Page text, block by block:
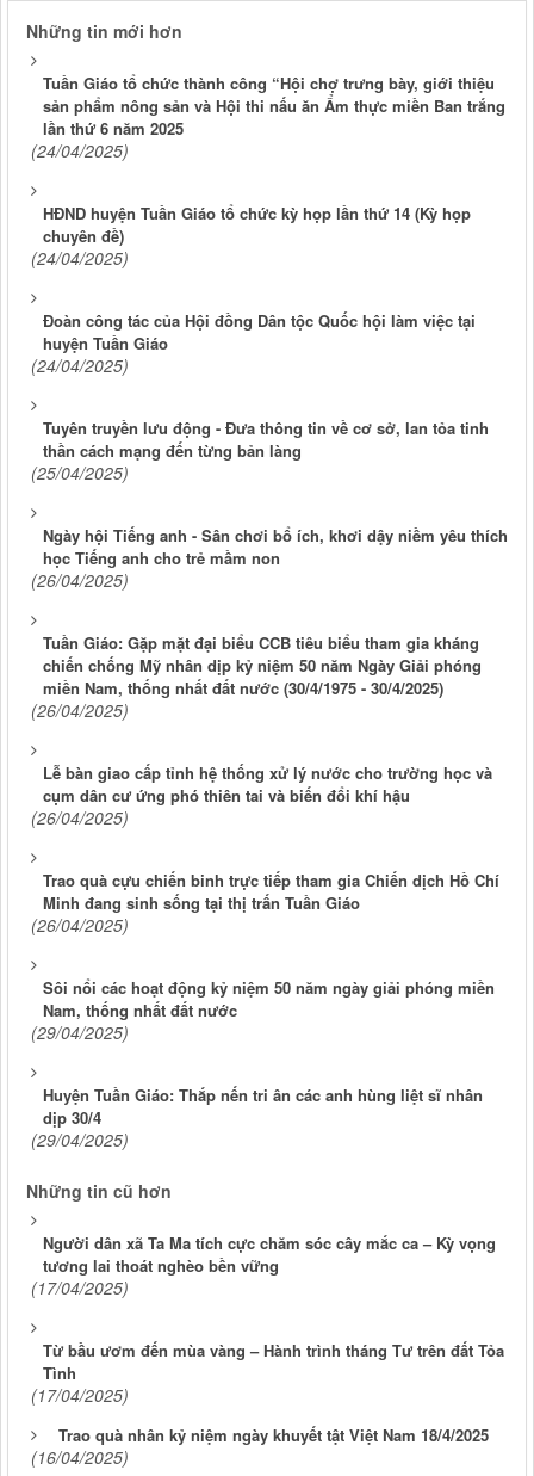
Những tin mới hơn
Tuần Giáo tổ chức thành công “Hội chợ trưng bày, giới thiệu
sản phẩm nông sản và Hội thi nấu ăn Ẩm thực miền Ban trắng
lần thứ 6 năm 2025
(24/04/2025)
HĐND huyện Tuần Giáo tổ chức kỳ họp lần thứ 14 (Kỳ họp
chuyên đề)
(24/04/2025)
Đoàn công tác của Hội đồng Dân tộc Quốc hội làm việc tại
huyện Tuần Giáo
(24/04/2025)
Tuyên truyền lưu động - Đưa thông tin về cơ sở, lan tỏa tinh
thần cách mạng đến từng bản làng
(25/04/2025)
Ngày hội Tiếng anh - Sân chơi bổ ích, khơi dậy niềm yêu thích
học Tiếng anh cho trẻ mầm non
(26/04/2025)
Tuần Giáo: Gặp mặt đại biểu CCB tiêu biểu tham gia kháng
chiến chống Mỹ nhân dịp kỷ niệm 50 năm Ngày Giải phóng
miền Nam, thống nhất đất nước (30/4/1975 - 30/4/2025)
(26/04/2025)
Lễ bàn giao cấp tỉnh hệ thống xử lý nước cho trường học và
cụm dân cư ứng phó thiên tai và biến đổi khí hậu
(26/04/2025)
Trao quà cựu chiến binh trực tiếp tham gia Chiến dịch Hồ Chí
Minh đang sinh sống tại thị trấn Tuần Giáo
(26/04/2025)
Sôi nổi các hoạt động kỷ niệm 50 năm ngày giải phóng miền
Nam, thống nhất đất nước
(29/04/2025)
Huyện Tuần Giáo: Thắp nến tri ân các anh hùng liệt sĩ nhân
dịp 30/4
(29/04/2025)
Những tin cũ hơn
Người dân xã Ta Ma tích cực chăm sóc cây mắc ca – Kỳ vọng
tương lai thoát nghèo bền vững
(17/04/2025)
Từ bầu ươm đến mùa vàng – Hành trình tháng Tư trên đất Tỏa
Tình
(17/04/2025)
Trao quà nhân kỷ niệm ngày khuyết tật Việt Nam 18/4/2025
(16/04/2025)